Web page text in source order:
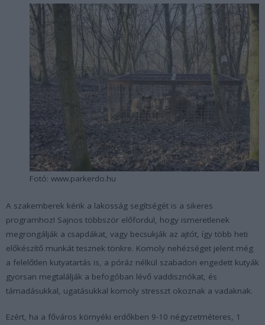
Fotó: www.parkerdo.hu
A szakemberek kérik a lakosság segítségét is a sikeres
programhoz! Sajnos többször előfordul, hogy ismeretlenek
megrongálják a csapdákat, vagy becsukják az ajtót, így több heti
előkészítő munkát tesznek tönkre. Komoly nehézséget jelent még
a felelőtlen kutyatartás is, a póráz nélkül szabadon engedett kutyák
gyorsan megtalálják a befogóban lévő vaddisznókat, és
támadásukkal, ugatásukkal komoly stresszt okoznak a vadaknak.
Ezért, ha a főváros környéki erdőkben 9-10 négyzetméteres, 1